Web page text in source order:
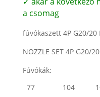
a csomag
fúvókaszett 4P G20/20
NOZZLE SET 4P G20/
Fúvókák:
77
104